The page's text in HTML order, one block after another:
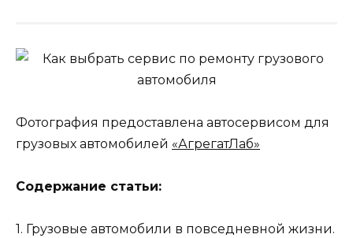
Фотография предоставлена автосервисом для
грузовых автомобилей «АгрегатЛаб»
Содержание статьи:
1. Грузовые автомобили в повседневной жизни.